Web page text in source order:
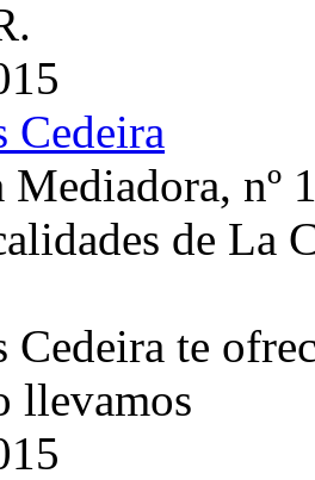
Cedeira
nº
de La
Cedeira te
llevamos